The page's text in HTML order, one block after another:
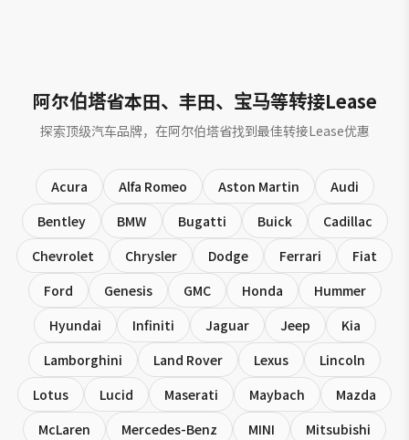
阿尔伯塔省本田、丰田、宝马等转接Lease
探索顶级汽车品牌，在阿尔伯塔省找到最佳转接Lease优惠
Acura Alfa Romeo Aston Martin
Audi
Bentley
BMW Bugatti Buick
Cadillac
Chevrolet
Chrysler Dodge Ferrari
Fiat
Ford
Genesis GMC Honda
Hummer
Hyundai
Infiniti Jaguar Jeep
Kia
Lamborghini
Land Rover Lexus
Lincoln
Lotus
Lucid Maserati Maybach
Mazda
McLaren
Mercedes-Benz MINI
Mitsubishi